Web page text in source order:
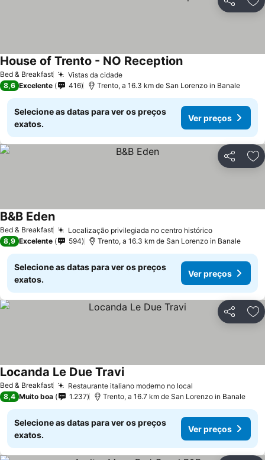
Partilhar
Bed & Breakfast Vistas da cidadeVer preços
House of Trento - NO ReceptionVer preços
8,6 Excelente 416 Trento, a 16.3 km de San Lorenzo in Banale
Selecione as datas para ver os preços
exatos.
Ver preços
Partilhar
Bed & Breakfast Localização privilegiada no centro históricoVer preços
B&B EdenVer preços
8,9 Excelente 594 Trento, a 16.3 km de San Lorenzo in Banale
Selecione as datas para ver os preços
exatos.
Ver preços
Partilhar
Bed & Breakfast Restaurante italiano moderno no local
Locanda Le Due TraviVer preços
8,4 Muito boa 1.237 Trento, a 16.7 km de San Lorenzo in Banale
Selecione as datas para ver os preços
exatos.
Ver preços